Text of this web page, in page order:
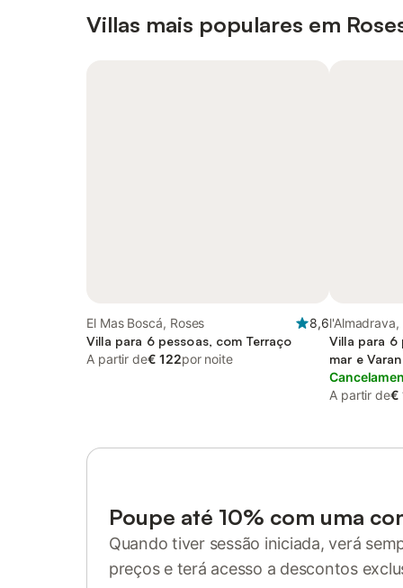
Villas mais populares em
El Mas Boscá, Roses
8,6
Villa para 6 pessoas, com Terraço
A partir de€ 122por noite
l'Almadrava,
Villa para 6
mar e
Jardim
A partir de€
Poupe até 10% com uma
Quando tiver sessão iniciada, verá
preços e terá acesso a descontos